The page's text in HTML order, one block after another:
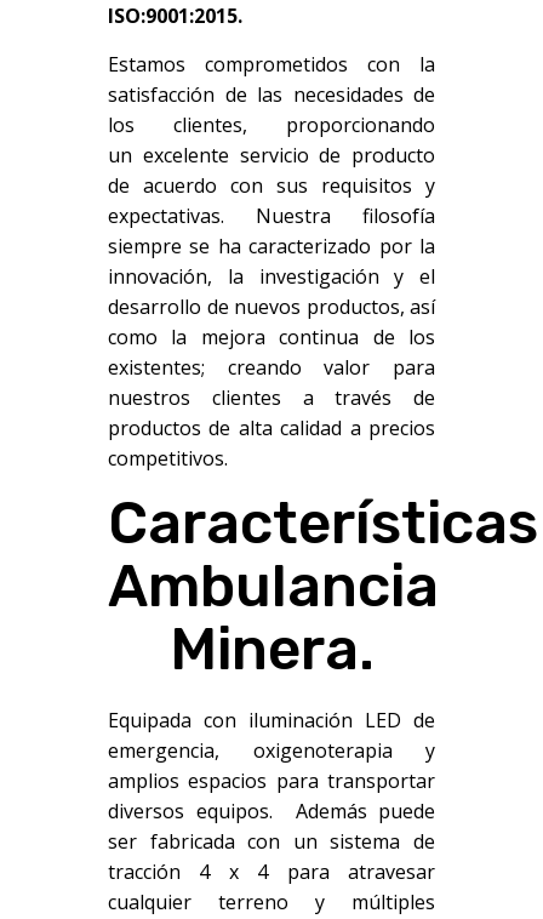
ISO:9001:2015.
Estamos comprometidos con la
satisfacción de las necesidades de
los clientes, proporcionando
un excelente servicio de producto
de acuerdo con sus requisitos y
expectativas. Nuestra filosofía
siempre se ha caracterizado por la
innovación, la investigación y el
desarrollo de nuevos productos, así
como la mejora continua de los
existentes; creando valor para
nuestros clientes a través de
productos de alta calidad a precios
competitivos.
Características
Ambulancia
Minera.
Equipada con iluminación LED de
emergencia, oxigenoterapia y
amplios espacios para transportar
diversos equipos. Además puede
ser fabricada con un sistema de
tracción 4 x 4 para atravesar
cualquier terreno y múltiples